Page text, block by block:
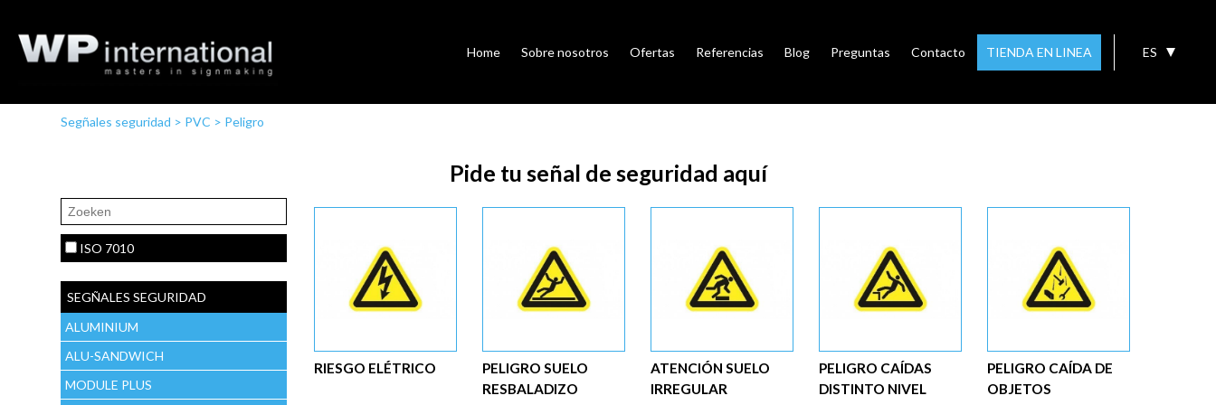
ES
Home Sobre nosotros Ofertas Referencias Blog Preguntas Contacto TIENDA EN LINEA
Segñales seguridad > PVC > Peligro
Pide tu señal de seguridad aquí
ISO 7010
SEGÑALES SEGURIDAD
ALUMINIUM
ALU-SANDWICH
MODULE PLUS
RIESGO ELÉTRICO
PELIGRO SUELO
RESBALADIZO
ATENCIÓN SUELO
IRREGULAR
PELIGRO CAÍDAS
DISTINTO NIVEL
PELIGRO CAÍDA DE
OBJETOS